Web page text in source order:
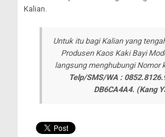
Kalian.
Untuk itu bagi Kalian yang
Produsen Kaos Kaki Bayi
langsung menghubungi Nomor
Telp/SMS/WA :
DB6CA4A4. (Kang